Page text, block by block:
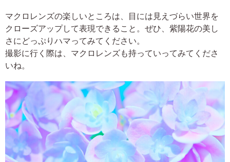
マクロレンズの楽しいところは、目には見えづらい世界を
クローズアップして表現できること。ぜひ、紫陽花の美し
さにどっぷりハマってみてください。
撮影に行く際は、マクロレンズも持っていってみてくださ
いね。